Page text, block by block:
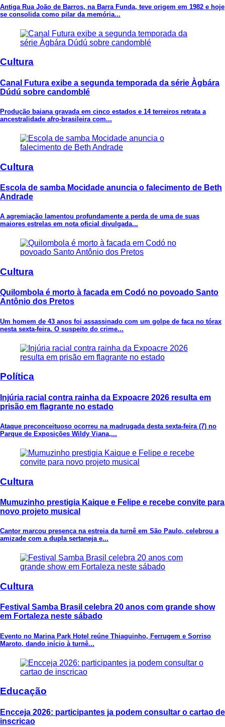
Antiga Rua João de Barros, na Barra Funda, teve origem em 1982 e hoje
se consolida como pilar da memória...
Cultura
Canal Futura exibe a segunda temporada da série Àgbára
Dúdú sobre candomblé
Produção baiana gravada em cinco estados e 14 terreiros retrata a
ancestralidade afro-brasileira com...
Cultura
Escola de samba Mocidade anuncia o falecimento de Beth
Andrade
A agremiação lamentou profundamente a perda de uma de suas
maiores estrelas em nota oficial divulgada...
Cultura
Quilombola é morto à facada em Codó no povoado Santo
Antônio dos Pretos
Um homem de 43 anos foi assassinado com um golpe de faca no tórax
nesta sexta-feira. O suspeito do crime...
Política
Injúria racial contra rainha da Expoacre 2026 resulta em
prisão em flagrante no estado
Ataque preconceituoso ocorreu na madrugada desta sexta-feira (7) no
Parque de Exposições Wildy Viana,...
Cultura
Mumuzinho prestigia Kaique e Felipe e recebe convite para
novo projeto musical
Cantor marcou presença na estreia da turnê em São Paulo, celebrou a
amizade com a dupla sertaneja e...
Cultura
Festival Samba Brasil celebra 20 anos com grande show
em Fortaleza neste sábado
Evento no Marina Park Hotel reúne Thiaguinho, Ferrugem e Sorriso
Maroto, dando início à turnê...
Educação
Encceja 2026: participantes ja podem consultar o cartao de
inscricao